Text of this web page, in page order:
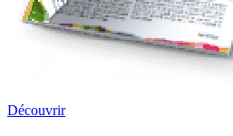
Découvrir